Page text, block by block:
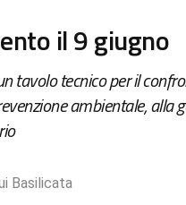
il 9 giugno
tavolo tecnico per il
ambientale, alla
Basilicata